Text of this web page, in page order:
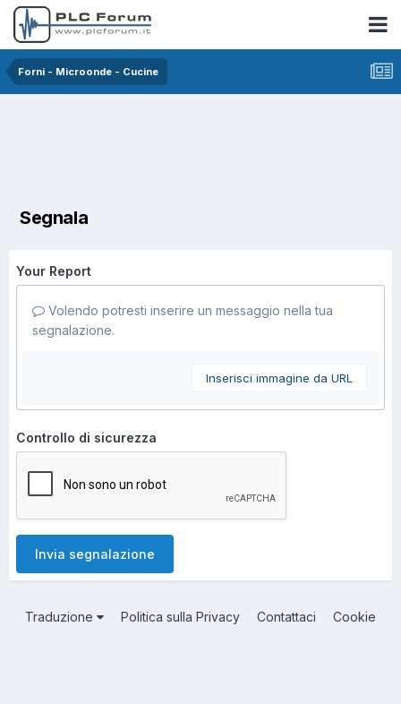
Forni - Microonde - Cucine
Segnala
Your Report
Volendo potresti inserire un messaggio nella tua
segnalazione.
Inserisci immagine da URL
Controllo di sicurezza
Invia segnalazione
Traduzione Politica sulla Privacy Contattaci Cookie